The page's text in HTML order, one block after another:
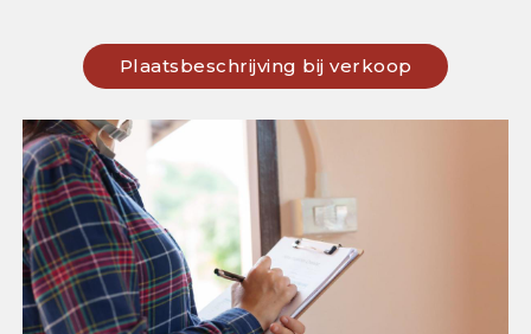
Plaatsbeschrijving bij verkoop